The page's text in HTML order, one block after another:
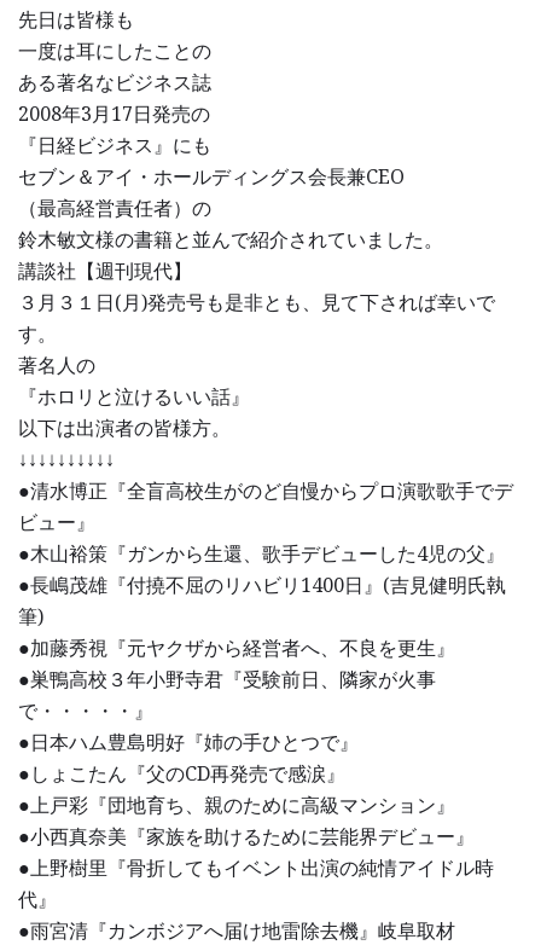
先日は皆様も
一度は耳にしたことの
ある著名なビジネス誌
2008年3月17日発売の
『日経ビジネス』にも
セブン＆アイ・ホールディングス会長兼CEO
（最高経営責任者）の
鈴木敏文様の書籍と並んで紹介されていました。
講談社【週刊現代】
３月３１日(月)発売号も是非とも、見て下されば幸いで
す。
著名人の
『ホロリと泣けるいい話』
以下は出演者の皆様方。
↓↓↓↓↓↓↓↓↓↓
●清水博正『全盲高校生がのど自慢からプロ演歌歌手でデ
ビュー』
●木山裕策『ガンから生還、歌手デビューした4児の父』
●長嶋茂雄『付撓不屈のリハビリ1400日』(吉見健明氏執
筆)
●加藤秀視『元ヤクザから経営者へ、不良を更生』
●巣鴨高校３年小野寺君『受験前日、隣家が火事
で・・・・・』
●日本ハム豊島明好『姉の手ひとつで』
●しょこたん『父のCD再発売で感涙』
●上戸彩『団地育ち、親のために高級マンション』
●小西真奈美『家族を助けるために芸能界デビュー』
●上野樹里『骨折してもイベント出演の純情アイドル時
代』
●雨宮清『カンボジアへ届け地雷除去機』岐阜取材